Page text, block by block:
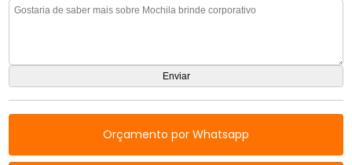
Orçamento por Whatsapp